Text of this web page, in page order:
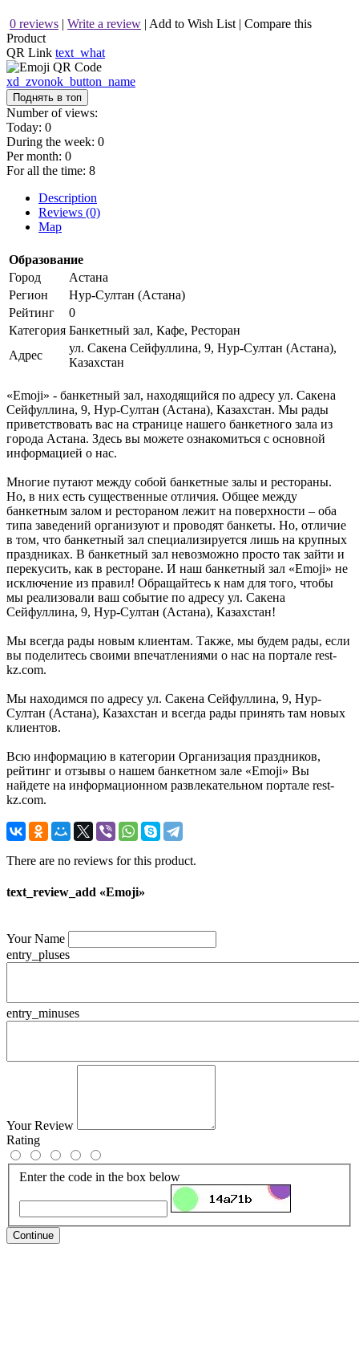
0 reviews | Write a review | Add to Wish List | Compare this
Product
QR Link text_what
xd_zvonok_button_name
Поднять в топ
Number of views:
Today: 0
During the week: 0
Per month: 0
For all the time: 8
Description
Reviews (0)
Map
Образование
Город
Астана
Регион
Нур-Султан (Астана)
Рейтинг
0
Категория Банкетный зал, Кафе, Ресторан
Адрес
ул. Сакена Сейфуллина, 9, Нур-Султан (Астана),
Казахстан
«Emoji» - банкетный зал, находящийся по адресу ул. Сакена
Сейфуллина, 9, Нур-Султан (Астана), Казахстан. Мы рады
приветствовать вас на странице нашего банкетного зала из
города Астана. Здесь вы можете ознакомиться с основной
информацией о нас.
Многие путают между собой банкетные залы и рестораны.
Но, в них есть существенные отличия. Общее между
банкетным залом и рестораном лежит на поверхности – оба
типа заведений организуют и проводят банкеты. Но, отличие
в том, что банкетный зал специализируется лишь на крупных
праздниках. В банкетный зал невозможно просто так зайти и
перекусить, как в ресторане. И наш банкетный зал «Emoji» не
исключение из правил! Обращайтесь к нам для того, чтобы
мы реализовали ваш событие по адресу ул. Сакена
Сейфуллина, 9, Нур-Султан (Астана), Казахстан!
Мы всегда рады новым клиентам. Также, мы будем рады, если
вы поделитесь своими впечатлениями о нас на портале rest-
kz.com.
Мы находимся по адресу ул. Сакена Сейфуллина, 9, Нур-
Султан (Астана), Казахстан и всегда рады принять там новых
клиентов.
Всю информацию в категории Организация праздников,
рейтинг и отзывы о нашем банкетном зале «Emoji» Вы
найдете на информационном развлекательном портале rest-
kz.com.
There are no reviews for this product.
text_review_add «Emoji»
Your Name
entry_pluses
entry_minuses
Your Review
Rating
Enter the code in the box below
Continue